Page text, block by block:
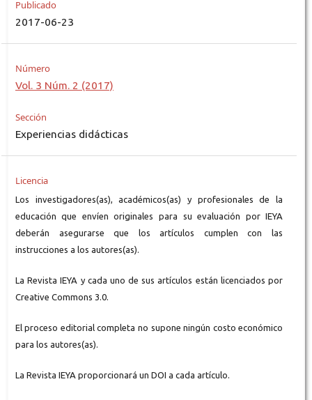
Publicado
2017-06-23
Número
Vol. 3 Núm. 2 (2017)
Sección
Experiencias didácticas
Licencia
Los investigadores(as), académicos(as) y profesionales de la
educación que envíen originales para su evaluación por IEYA
deberán asegurarse que los artículos cumplen con las
instrucciones a los autores(as).
La Revista IEYA y cada uno de sus artículos están licenciados por
Creative Commons 3.0.
El proceso editorial completa no supone ningún costo económico
para los autores(as).
La Revista IEYA proporcionará un DOI a cada artículo.